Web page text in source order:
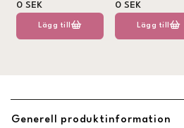
0 SEK
Lägg till
0 SEK
Lägg till
Generell produktinformation